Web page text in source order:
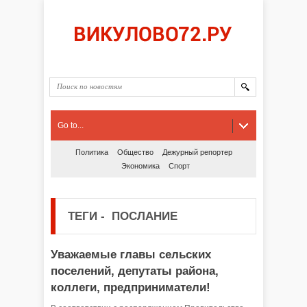
Go to...
Политика Общество
Дежурный репортер
Экономика
Спорт
ТЕГИ - ПОСЛАНИЕ
Уважаемые главы сельских
поселений, депутаты района,
коллеги, предприниматели!